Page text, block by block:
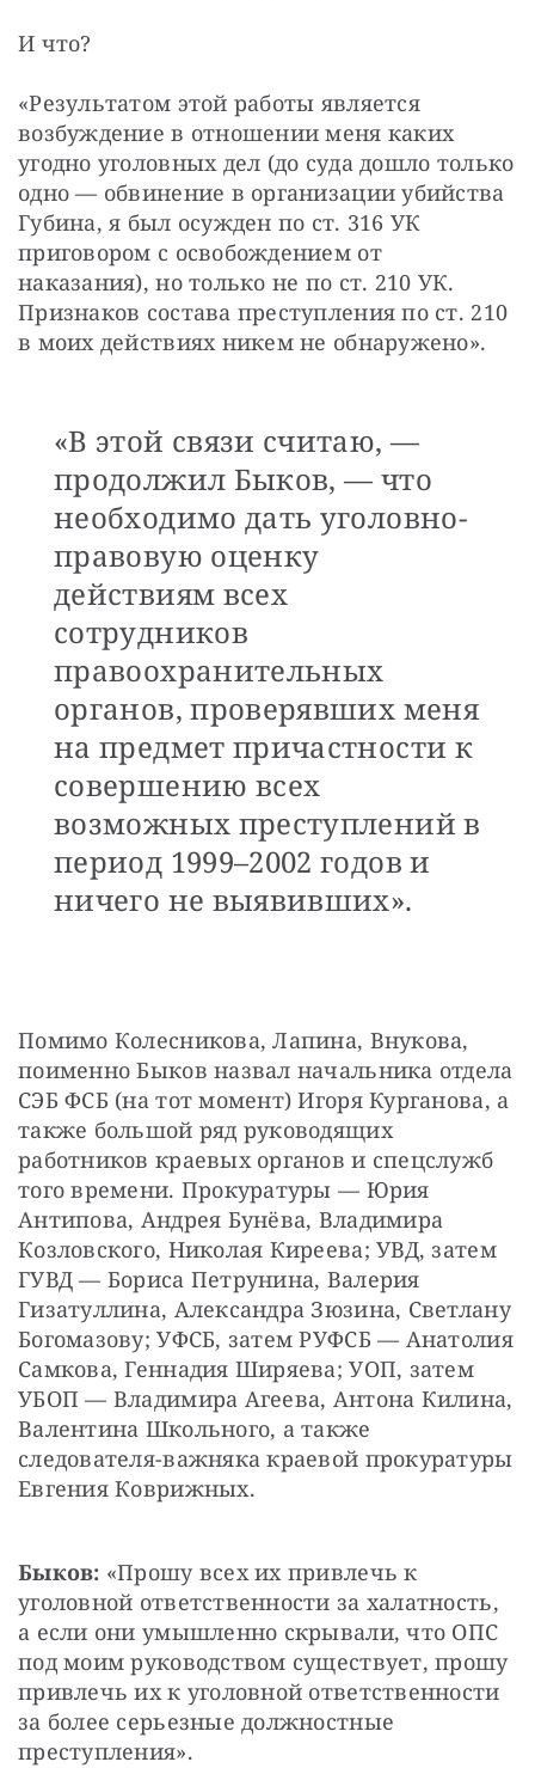
И что?
«Результатом этой работы является
возбуждение в отношении меня каких
угодно уголовных дел (до суда дошло только
одно — обвинение в организации убийства
Губина, я был осужден по ст. 316 УК
приговором с освобождением от
наказания), но только не по ст. 210 УК.
Признаков состава преступления по ст. 210
в моих действиях никем не обнаружено».
«В этой связи считаю, —
продолжил Быков, — что
необходимо дать уголовно-
правовую оценку
действиям всех
сотрудников
правоохранительных
органов, проверявших меня
на предмет причастности к
совершению всех
возможных преступлений в
период 1999–2002 годов и
ничего не выявивших».
Помимо Колесникова, Лапина, Внукова,
поименно Быков назвал начальника отдела
СЭБ ФСБ (на тот момент) Игоря Курганова, а
также большой ряд руководящих
работников краевых органов и спецслужб
того времени. Прокуратуры — Юрия
Антипова, Андрея Бунёва, Владимира
Козловского, Николая Киреева; УВД, затем
ГУВД — Бориса Петрунина, Валерия
Гизатуллина, Александра Зюзина, Светлану
Богомазову; УФСБ, затем РУФСБ — Анатолия
Самкова, Геннадия Ширяева; УОП, затем
УБОП — Владимира Агеева, Антона Килина,
Валентина Школьного, а также
следователя-важняка краевой прокуратуры
Евгения Коврижных.
Быков: «Прошу всех их привлечь к
уголовной ответственности за халатность,
а если они умышленно скрывали, что ОПС
под моим руководством существует, прошу
привлечь их к уголовной ответственности
за более серьезные должностные
преступления».